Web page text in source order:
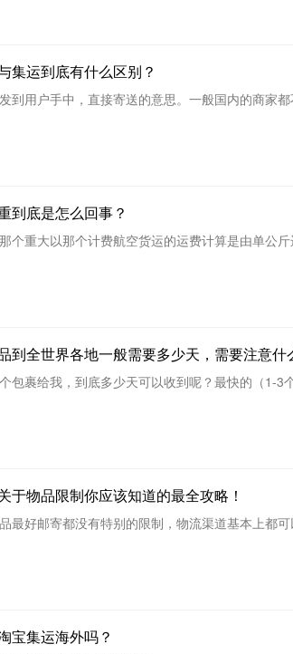
集运到底有什么区别？
到用户手中，直接寄送的意思。一般国内的商家
到底是怎么回事？
个重大以那个计费航空货运的运费计算是由单公
到全世界各地一般需要多少天，需要注意什
包裹给我，到底多少天可以收到呢？最快的（1-
于物品限制你应该知道的最全攻略！
最好邮寄都没有特别的限制，物流渠道基本上都
宝集运海外吗？